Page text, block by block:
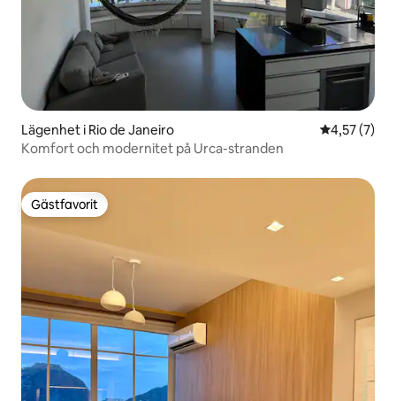
Lägenhet i Rio de Janeiro 4,57 av 5 i
4,57 (7)
Komfort och modernitet på Urca-stranden
Gästfavorit
Gästfavorit